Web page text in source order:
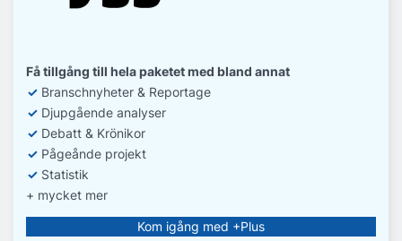
Få tillgång till hela paketet med bland annat
✓ Branschnyheter & Reportage
✓ Djupgående analyser
✓ Debatt & Krönikor
✓ Pågeånde projekt
✓ Statistik
+ mycket mer
Kom igång med +Plus